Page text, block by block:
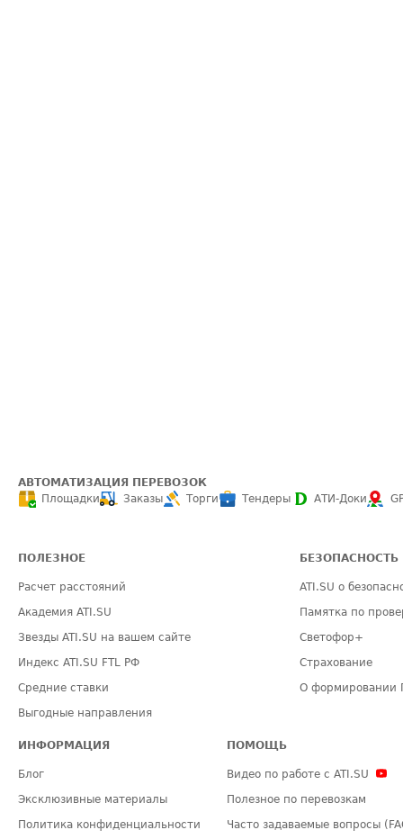
АВТОМАТИЗАЦИЯ ПЕРЕВОЗОК
Площадки
Заказы Торги Тендеры АТИ-Доки
ПОЛЕЗНОЕ
Расчет расстояний
Академия ATI.SU
Звезды ATI.SU на вашем сайте
Индекс ATI.SU FTL РФ
Средние ставки
Выгодные направления
БЕЗОПАСНОСТЬ
ATI.SU о
Памятка по
Светофор+
Страхование
О формировании
ИНФОРМАЦИЯ
Блог
Эксклюзивные материалы
Политика конфиденциальности
ПОМОЩЬ
Видео по работе с ATI.SU
Полезное по перевозкам
Часто задаваемые вопросы